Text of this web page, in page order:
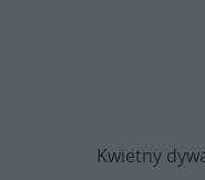
Kwietny